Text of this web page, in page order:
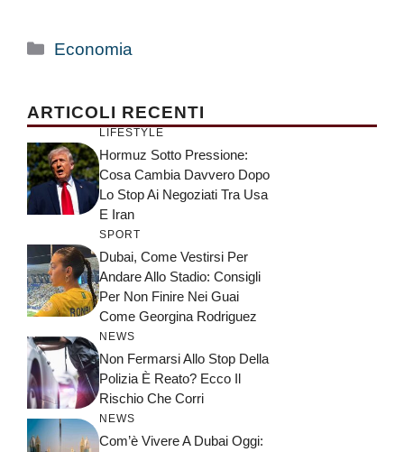
Categorie
Economia
ARTICOLI RECENTI
LIFESTYLE
Hormuz Sotto Pressione:
Cosa Cambia Davvero Dopo
Lo Stop Ai Negoziati Tra Usa
E Iran
SPORT
Dubai, Come Vestirsi Per
Andare Allo Stadio: Consigli
Per Non Finire Nei Guai
Come Georgina Rodriguez
NEWS
Non Fermarsi Allo Stop Della
Polizia È Reato? Ecco Il
Rischio Che Corri
NEWS
Com’è Vivere A Dubai Oggi: